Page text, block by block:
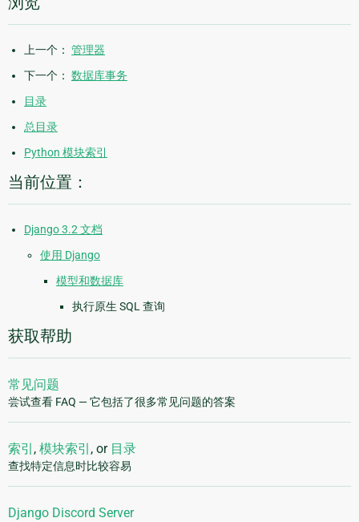
上一个： 管理器
下一个： 数据库事务
目录
总目录
Python 模块索引
当前位置：
Django 3.2 文档
使用 Django
模型和数据库
执行原生 SQL 查询
获取帮助
常见问题
尝试查看 FAQ — 它包括了很多常见问题的答案
索引 , 模块索引 , or 目录
查找特定信息时比较容易
Django Discord Server